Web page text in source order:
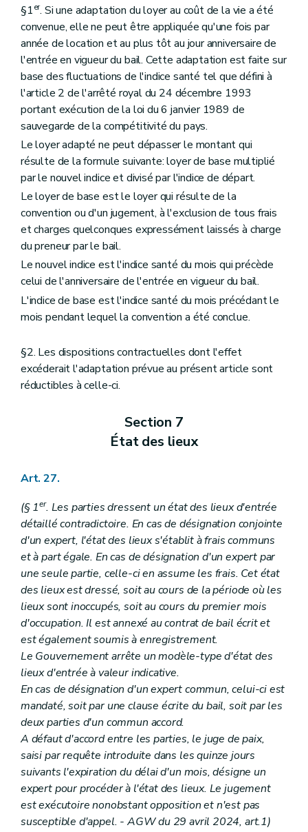
§1er. Si une adaptation du loyer au coût de la vie a été
convenue, elle ne peut être appliquée qu'une fois par
année de location et au plus tôt au jour anniversaire de
l'entrée en vigueur du bail. Cette adaptation est faite sur
base des fluctuations de l'indice santé tel que défini à
l'article 2 de l'arrêté royal du 24 décembre 1993
portant exécution de la loi du 6 janvier 1989 de
sauvegarde de la compétitivité du pays.
Le loyer adapté ne peut dépasser le montant qui
résulte de la formule suivante: loyer de base multiplié
par le nouvel indice et divisé par l'indice de départ.
Le loyer de base est le loyer qui résulte de la
convention ou d'un jugement, à l'exclusion de tous frais
et charges quelconques expressément laissés à charge
du preneur par le bail.
Le nouvel indice est l'indice santé du mois qui précède
celui de l'anniversaire de l'entrée en vigueur du bail.
L'indice de base est l'indice santé du mois précédant le
mois pendant lequel la convention a été conclue.
§2. Les dispositions contractuelles dont l'effet
excéderait l'adaptation prévue au présent article sont
réductibles à celle-ci.
Section 7
État des lieux
Art. 27.
(§ 1er. Les parties dressent un état des lieux d'entrée
détaillé contradictoire. En cas de désignation conjointe
d'un expert, l'état des lieux s'établit à frais communs
et à part égale. En cas de désignation d'un expert par
une seule partie, celle-ci en assume les frais. Cet état
des lieux est dressé, soit au cours de la période où les
lieux sont inoccupés, soit au cours du premier mois
d'occupation. Il est annexé au contrat de bail écrit et
est également soumis à enregistrement.
Le Gouvernement arrête un modèle-type d'état des
lieux d'entrée à valeur indicative.
En cas de désignation d'un expert commun, celui-ci est
mandaté, soit par une clause écrite du bail, soit par les
deux parties d'un commun accord.
A défaut d'accord entre les parties, le juge de paix,
saisi par requête introduite dans les quinze jours
suivants l'expiration du délai d'un mois, désigne un
expert pour procéder à l'état des lieux. Le jugement
est exécutoire nonobstant opposition et n'est pas
susceptible d'appel. - AGW du 29 avril 2024, art.1)